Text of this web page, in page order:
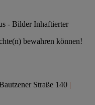
bewahren können!
Straße 140 |